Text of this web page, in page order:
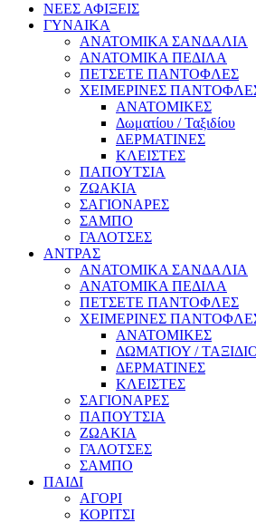
ΝΕΕΣ ΑΦΙΞΕΙΣ
ΓΥΝΑΙΚΑ
ΑΝΑΤΟΜΙΚΑ ΣΑΝΔΑΛΙΑ
ΑΝΑΤΟΜΙΚΑ ΠΕΔΙΛΑ
ΠΕΤΣΕΤΕ ΠΑΝΤΟΦΛΕΣ
ΧΕΙΜΕΡΙΝΕΣ
ΑΝΑΤΟΜΙΚΕΣ
Δωματίου / Ταξιδίου
ΔΕΡΜΑΤΙΝΕΣ
ΚΛΕΙΣΤΕΣ
ΠΑΠΟΥΤΣΙΑ
ΖΩΑΚΙΑ
ΣΑΓΙΟΝΑΡΕΣ
ΣΑΜΠΟ
ΓΑΛΟΤΣΕΣ
ΑΝΤΡΑΣ
ΑΝΑΤΟΜΙΚΑ ΣΑΝΔΑΛΙΑ
ΑΝΑΤΟΜΙΚΑ ΠΕΔΙΛΑ
ΠΕΤΣΕΤΕ ΠΑΝΤΟΦΛΕΣ
ΧΕΙΜΕΡΙΝΕΣ
ΑΝΑΤΟΜΙΚΕΣ
ΔΩΜΑΤΙΟΥ /
ΔΕΡΜΑΤΙΝΕΣ
ΚΛΕΙΣΤΕΣ
ΣΑΓΙΟΝΑΡΕΣ
ΠΑΠΟΥΤΣΙΑ
ΖΩΑΚΙΑ
ΓΑΛΟΤΣΕΣ
ΣΑΜΠΟ
ΠΑΙΔΙ
ΑΓΟΡΙ
ΚΟΡΙΤΣΙ